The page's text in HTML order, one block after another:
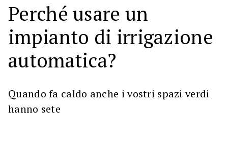
Perché usare un
impianto di irrigazione
automatica?
Quando fa caldo anche i vostri spazi verdi
hanno sete